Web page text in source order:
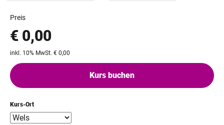
Kurs-Ort
Preis
€ 0,00
inkl. 10% MwSt. € 0,00
Kurs buchen